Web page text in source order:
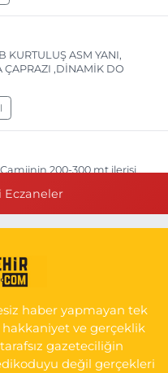
KURTULUŞ ASM YANI,
ÇAPRAZI ,DİNAMİK DO
200-300 mt ilerisi
A HAVA HASTANESİ
MERKEZİ KARŞISI
Eczaneler
haber yapmayan tek
hakkaniyet ve gerçeklik
gazeteciliğin
değil gerçekleri